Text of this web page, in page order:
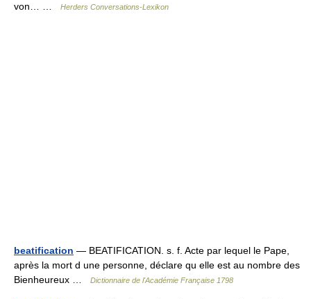
von… …
Herders Conversations-Lexikon
beatification — BEATIFICATION. s. f. Acte par lequel le Pape,
après la mort d une personne, déclare qu elle est au nombre des
Bienheureux …
Dictionnaire de l'Académie Française 1798